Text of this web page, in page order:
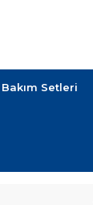
Bakım Setleri